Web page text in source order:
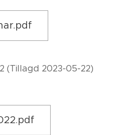
(Tillagd 2023-05-22)